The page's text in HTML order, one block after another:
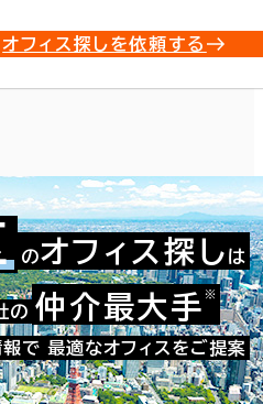
オフィス探しを依頼する
021-11283
のオフィス探し は
の 仲介最大手 ※
で 最適なオフィスをご提案